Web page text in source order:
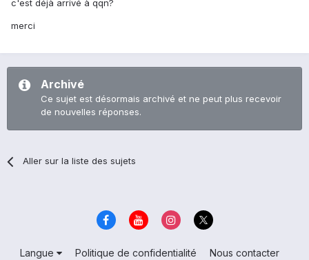
c'est déjà arrivé à qqn?
merci
Archivé
Ce sujet est désormais archivé et ne peut plus recevoir
de nouvelles réponses.
Aller sur la liste des sujets
Langue Politique de confidentialité Nous contacter